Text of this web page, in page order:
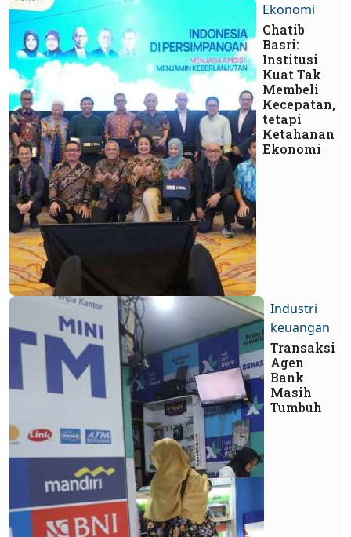
Ekonomi
Chatib
Basri:
Institusi
Kuat Tak
Membeli
Kecepatan,
tetapi
Ketahanan
Ekonomi
Industri
keuangan
Transaksi
Agen
Bank
Masih
Tumbuh